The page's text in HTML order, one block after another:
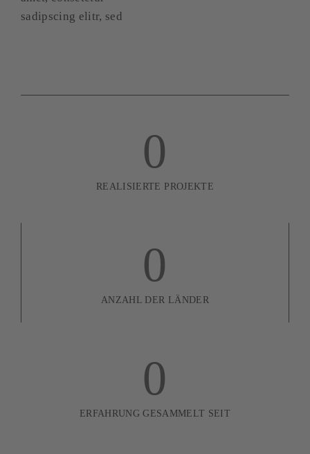
sadipscing elitr, sed
0
REALISIERTE PROJEKTE
0
ANZAHL DER LÄNDER
0
ERFAHRUNG GESAMMELT SEIT